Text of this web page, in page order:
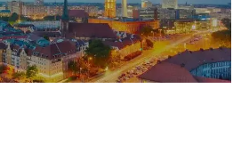
BERLIN
MÜNCHEN